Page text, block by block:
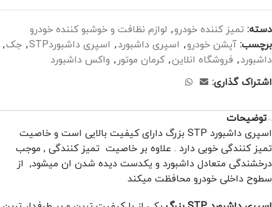
دسته: تمیز کننده خودرو, لوازم نظافت و خوشبو کننده خودرو
برچسب: آپشن خودرو, اسپری داشبورد, اسپری داشبوردSTP , جک,
داشبورد, فروشگاه انلاین, کرمان موتور , واکس داشبورد
اشتراک گذاری:
توضیحات
اسپری داشبورد STP بزرگ دارای کیفیت بالایی است و خاصیت
تمیز کنندگی خوبی دارد . علاوه بر خاصیت تمیز کنندگی , موجب
درخشندگی متعادل داشبورد و یکدست دیده شدن ان میشود, از
سطوح داخلی خودرو محافظت میکند